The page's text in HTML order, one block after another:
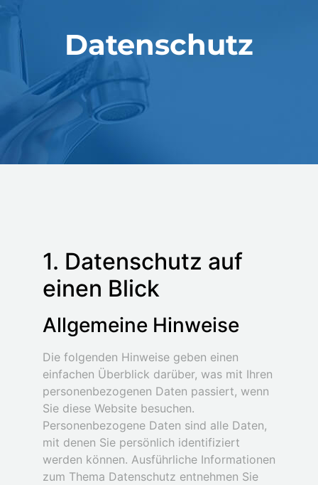
Datenschutz
1. Datenschutz auf
einen Blick
Allgemeine Hinweise
Die folgenden Hinweise geben einen
einfachen Überblick darüber, was mit Ihren
personenbezogenen Daten passiert, wenn
Sie diese Website besuchen.
Personenbezogene Daten sind alle Daten,
mit denen Sie persönlich identifiziert
werden können. Ausführliche Informationen
zum Thema Datenschutz entnehmen Sie